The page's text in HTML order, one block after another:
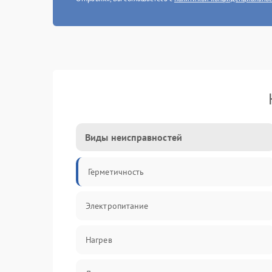
Виды неисправностей
Герметичность
Электропитание
Нагрев